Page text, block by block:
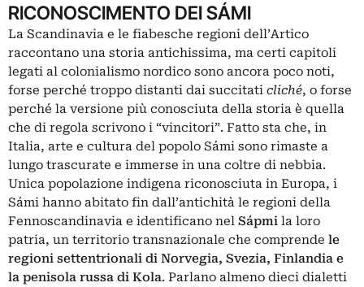
RICONOSCIMENTO DEI SÁMI
La Scandinavia e le fiabesche regioni dell’Artico
raccontano una storia antichissima, ma certi capitoli
legati al colonialismo nordico sono ancora poco noti,
forse perché troppo distanti dai succitati cliché, o forse
perché la versione più conosciuta della storia è quella
che di regola scrivono i “vincitori”. Fatto sta che, in
Italia, arte e cultura del popolo Sámi sono rimaste a
lungo trascurate e immerse in una coltre di nebbia.
Unica popolazione indigena riconosciuta in Europa, i
Sámi hanno abitato fin dall’antichità le regioni della
Fennoscandinavia e identificano nel Sápmi la loro
patria, un territorio transnazionale che comprende le
regioni settentrionali di Norvegia, Svezia, Finlandia e
la penisola russa di Kola. Parlano almeno dieci dialetti